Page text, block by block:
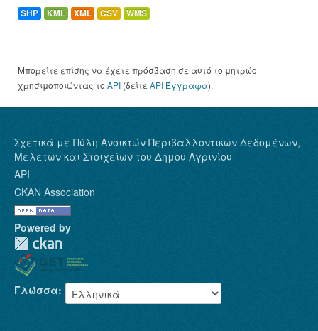
SHP KML XML CSV WMS
Μπορείτε επίσης να έχετε πρόσβαση σε αυτό το μητρώο
χρησιμοποιώντας το API (δείτε API Έγγραφα).
Σχετικά με Πύλη Ανοικτών Περιβαλλοντικών Δεδομένων,
Μελετών και Στοιχείων του Δήμου Αγρινίου
API
CKAN Association
Powered by
Γλώσσα